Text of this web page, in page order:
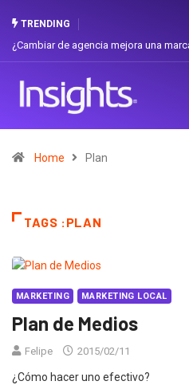
TRENDING
¿Cambiar de agencia mejora una
Home Plan
TAGS :PLAN
MARKETING MARKETING LOCAL
Plan de Medios
Felipe 2015/02/11
¿Cómo hacer uno efectivo?